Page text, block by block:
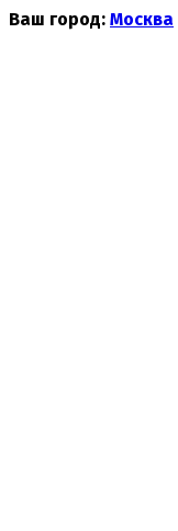
Ваш город: Москва